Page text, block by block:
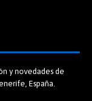
y novedades de
España.